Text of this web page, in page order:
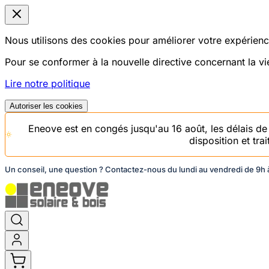
Nous utilisons des cookies pour améliorer votre
Pour se conformer à la nouvelle directive concernant la
Lire notre politique
Autoriser les cookies
Eneove est en congés jusqu'au 16 août, les délais
disposition et
Un conseil, une question ? Contactez-nous du lundi au vendredi de 9h
Aller
au
contenu